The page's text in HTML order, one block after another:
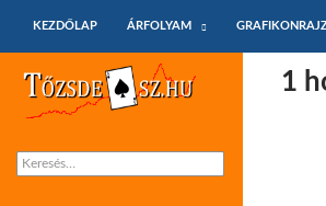
KEZDŐLAP
ÁRFOLYAM
1
Tőzsdeász.hu – árfolyamok és árfolyam
grafikonok
Keresés: